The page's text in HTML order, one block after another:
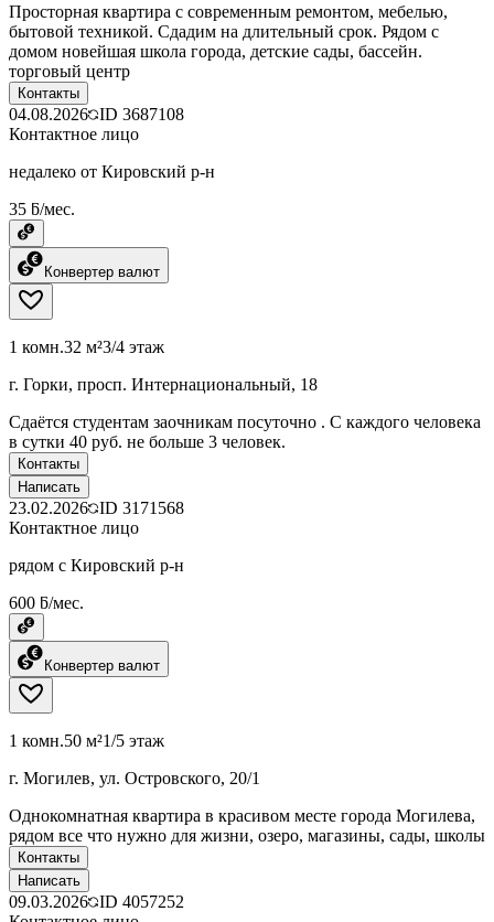
Просторная квартира с современным ремонтом, мебелью,
бытовой техникой. Сдадим на длительный срок. Рядом с
домом новейшая школа города, детские сады, бассейн.
торговый центр
Контакты
04.08.2026 ID 3687108
Контактное лицо
недалеко от Кировский р-н
35 ƃ/мес.
Конвертер валют
1 комн.32 м²3/4 этаж
г. Горки, просп. Интернациональный, 18
Сдаётся студентам заочникам посуточно . С каждого человека
в сутки 40 руб. не больше 3 человек.
Контакты
Написать
23.02.2026 ID 3171568
Контактное лицо
рядом с Кировский р-н
600 ƃ/мес.
Конвертер валют
1 комн.50 м²1/5 этаж
г. Могилев, ул. Островского, 20/1
Однокомнатная квартира в красивом месте города Могилева,
рядом все что нужно для жизни, озеро, магазины, сады, школы
Контакты
Написать
09.03.2026 ID 4057252